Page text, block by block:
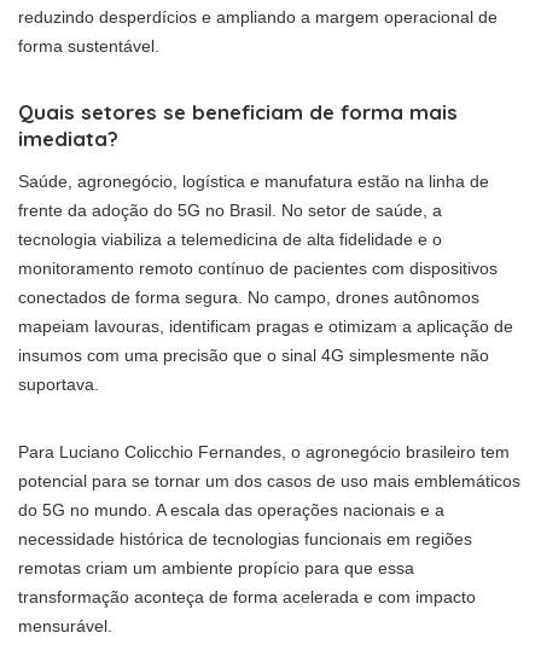
reduzindo desperdícios e ampliando a margem operacional de
forma sustentável.
Quais setores se beneficiam de forma mais
imediata?
Saúde, agronegócio, logística e manufatura estão na linha de
frente da adoção do 5G no Brasil. No setor de saúde, a
tecnologia viabiliza a telemedicina de alta fidelidade e o
monitoramento remoto contínuo de pacientes com dispositivos
conectados de forma segura. No campo, drones autônomos
mapeiam lavouras, identificam pragas e otimizam a aplicação de
insumos com uma precisão que o sinal 4G simplesmente não
suportava.
Para Luciano Colicchio Fernandes, o agronegócio brasileiro tem
potencial para se tornar um dos casos de uso mais emblemáticos
do 5G no mundo. A escala das operações nacionais e a
necessidade histórica de tecnologias funcionais em regiões
remotas criam um ambiente propício para que essa
transformação aconteça de forma acelerada e com impacto
mensurável.